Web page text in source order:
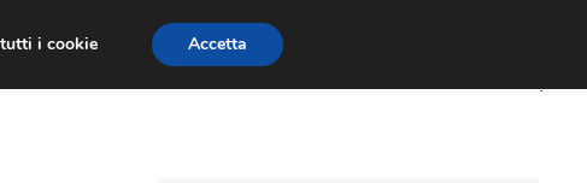
ART GOSSIP FIERE GALLERIE
i cookie
Accetta